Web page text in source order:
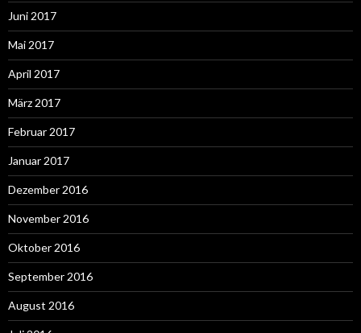
Juni 2017
Mai 2017
April 2017
März 2017
Februar 2017
Januar 2017
Dezember 2016
November 2016
Oktober 2016
September 2016
August 2016